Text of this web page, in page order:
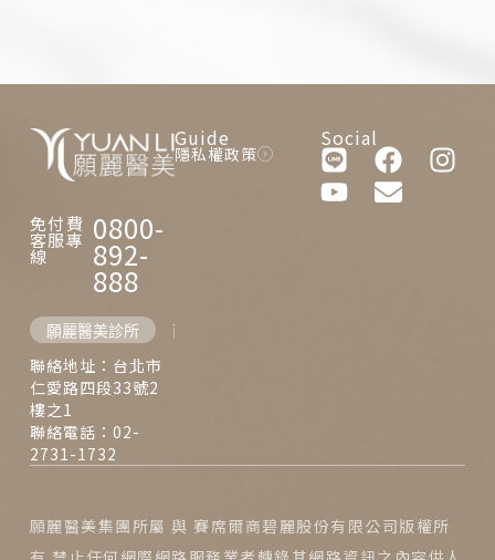
免付費
客服專
線
0800-
892-
888
願麗醫美診所 西門麗思醫美診所
聯絡地址：台北市
仁愛路四段33號2
樓之1
聯絡電話：02-
2731-1732
Guide
隱私權政策
Social
願麗醫美集團所屬 與 賽席爾商碧麗股份有限公司版權所